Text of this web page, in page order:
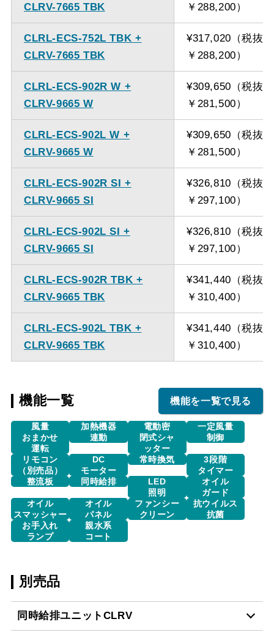
CLRV-7665 TBK
￥288,200）
CLRL-ECS-752L TBK +
CLRV-7665 TBK
¥317,020（税抜
￥288,200）
CLRL-ECS-902R W +
CLRV-9665 W
¥309,650（税抜
￥281,500）
CLRL-ECS-902L W +
CLRV-9665 W
¥309,650（税抜
￥281,500）
CLRL-ECS-902R SI +
CLRV-9665 SI
¥326,810（税抜
￥297,100）
CLRL-ECS-902L SI +
CLRV-9665 SI
¥326,810（税抜
￥297,100）
CLRL-ECS-902R TBK +
CLRV-9665 TBK
¥341,440（税抜
￥310,400）
CLRL-ECS-902L TBK +
CLRV-9665 TBK
¥341,440（税抜
￥310,400）
機能一覧 機能を一覧で見る
風量
おまかせ
運転
加熱機器
連動
電動密
閉式シャ
ッター
一定風量
制御
リモコン
（別売品）
DC
モーター
常時換気
3段階
タイマー
整流板
同時給排
LED
照明
オイル
ガード
オイル
スマッシャー
オイル
パネル
ファンシー
クリーン
抗ウイルス
抗菌
お手入れ
ランプ
親水系
コート
別売品
同時給排ユニットCLRV